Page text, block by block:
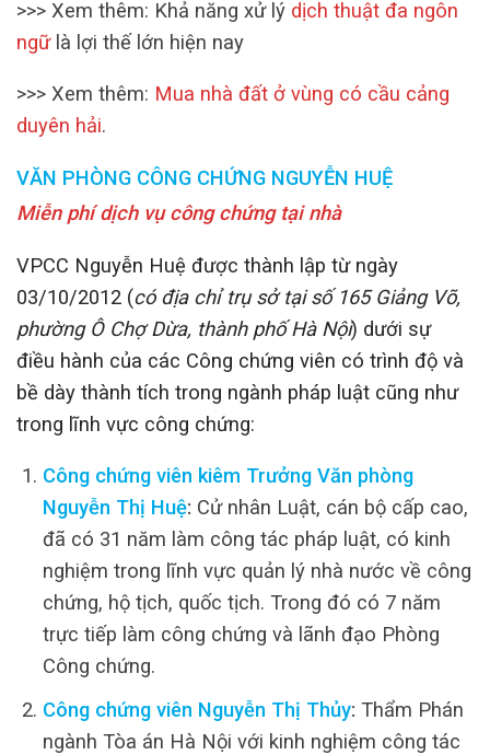
>>> Xem thêm: Khả năng xử lý dịch thuật đa ngôn
ngữlà lợi thế lớn hiện nay
>>> Xem thêm: Mua nhà đất ở vùng có cầu cảng
duyên hải.
VĂN PHÒNG CÔNG CHỨNG NGUYỄN HUỆ
Miễn phí dịch vụ công chứng tại nhà
VPCC Nguyễn Huệ được thành lập từ ngày
03/10/2012 (có địa chỉ trụ sở tại số 165 Giảng Võ,
phường Ô Chợ Dừa, thành phố Hà Nội) dưới sự
điều hành của các Công chứng viên có trình độ và
bề dày thành tích trong ngành pháp luật cũng như
trong lĩnh vực công chứng:
Công chứng viên kiêm Trưởng Văn phòng
Nguyễn Thị Huệ: Cử nhân Luật, cán bộ cấp cao,
đã có 31 năm làm công tác pháp luật, có kinh
nghiệm trong lĩnh vực quản lý nhà nước về công
chứng, hộ tịch, quốc tịch. Trong đó có 7 năm
trực tiếp làm công chứng và lãnh đạo Phòng
Công chứng.
Công chứng viên Nguyễn Thị Thủy: Thẩm Phán
ngành Tòa án Hà Nội với kinh nghiệm công tác